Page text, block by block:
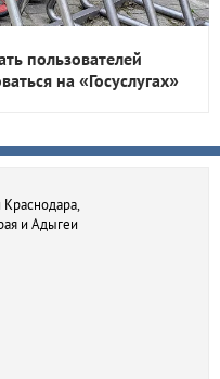
пользователей
на «Госуслугах»
и Адыгеи